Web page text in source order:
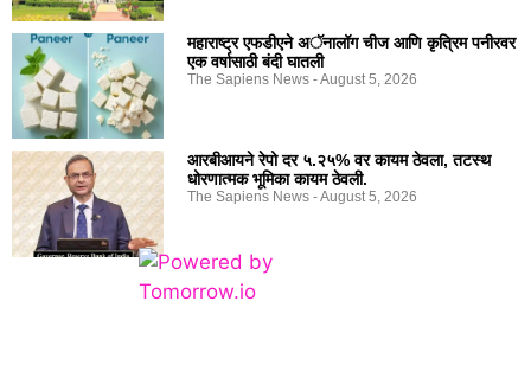
महाराष्ट्र एफडीएने अॅनालॉग चीज आणि कृत्रिम पनीरवर
एक वर्षासाठी बंदी घातली
The Sapiens News August 5, 2026
आरबीआयने रेपो दर ५.२५% वर कायम ठेवला, तटस्थ
धोरणात्मक भूमिका कायम ठेवली.
The Sapiens News August 5, 2026